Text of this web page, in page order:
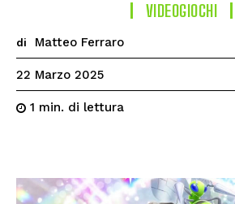
VIDEOGIOCHI
di Matteo Ferraro
22 Marzo 2025
1 min. di lettura